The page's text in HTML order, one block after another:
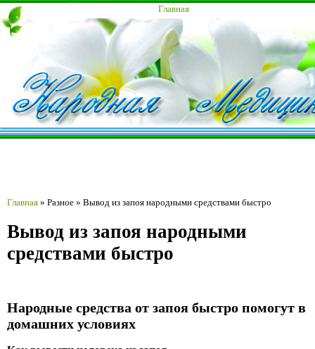
Главная
Главная » Разное » Вывод из запоя народными средствами быстро
Вывод из запоя народными
средствами быстро
Народные средства от запоя быстро помогут в
домашних условиях